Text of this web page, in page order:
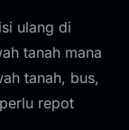
ulang di
tanah mana
tanah, bus,
repot